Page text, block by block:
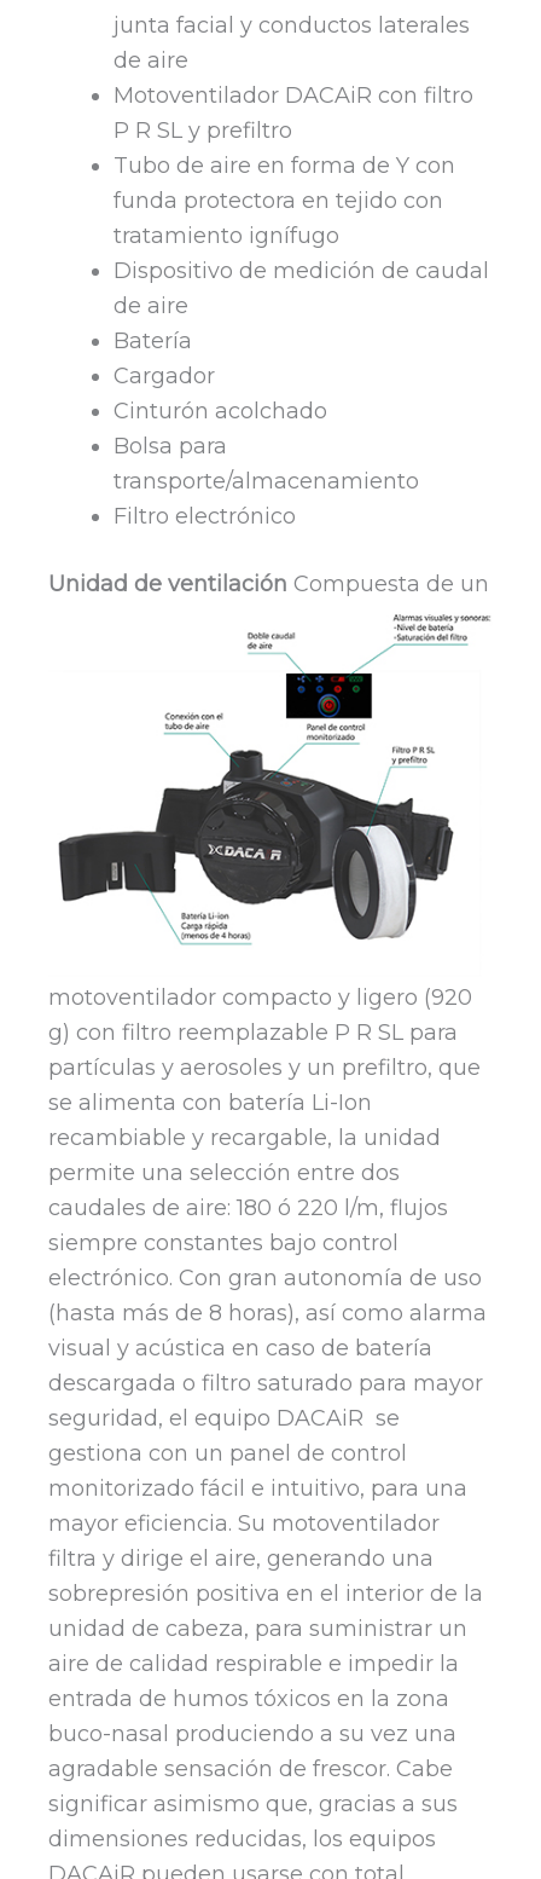
junta facial y conductos laterales
de aire
Motoventilador DACAiR con filtro
P R SL y prefiltro
Tubo de aire en forma de Y con
funda protectora en tejido con
tratamiento ignífugo
Dispositivo de medición de caudal
de aire
Batería
Cargador
Cinturón acolchado
Bolsa para
transporte/almacenamiento
Filtro electrónico
Unidad de ventilación Compuesta de un
motoventilador compacto y ligero (920
g) con filtro reemplazable P R SL para
partículas y aerosoles y un prefiltro, que
se alimenta con batería Li-Ion
recambiable y recargable, la unidad
permite una selección entre dos
caudales de aire: 180 ó 220 l/m, flujos
siempre constantes bajo control
electrónico. Con gran autonomía de uso
(hasta más de 8 horas), así como alarma
visual y acústica en caso de batería
descargada o filtro saturado para mayor
seguridad, el equipo DACAiR se
gestiona con un panel de control
monitorizado fácil e intuitivo, para una
mayor eficiencia. Su motoventilador
filtra y dirige el aire, generando una
sobrepresión positiva en el interior de la
unidad de cabeza, para suministrar un
aire de calidad respirable e impedir la
entrada de humos tóxicos en la zona
buco-nasal produciendo a su vez una
agradable sensación de frescor. Cabe
significar asimismo que, gracias a sus
dimensiones reducidas, los equipos
DACAiR pueden usarse con total